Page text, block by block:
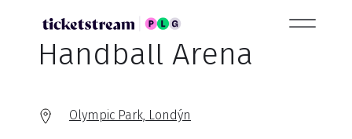
Handball Arena
Olympic Park, Londýn